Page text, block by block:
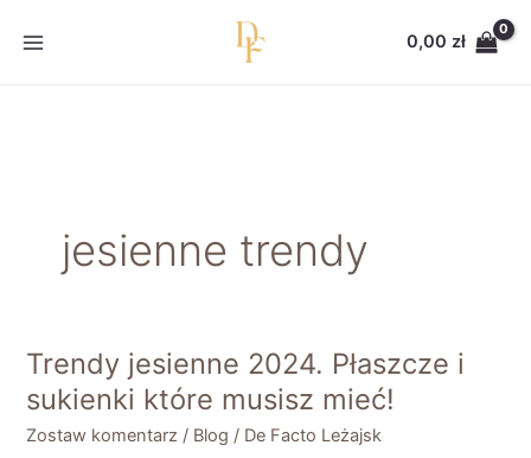
0,00zł
jesienne trendy
Trendy jesienne 2024. Płaszcze i
sukienki które musisz mieć!
Zostaw komentarz / Blog / De Facto Leżajsk
Trendy
jesienne
2024.
Płaszcze